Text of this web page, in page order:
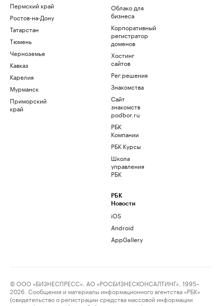
Пермский край
Ростов-на-Дону
Татарстан
Тюмень
Черноземье
Кавказ
Карелия
Мурманск
Приморский
край
Облако для
бизнеса
Корпоративный
регистратор
доменов
Хостинг
сайтов
Рег.решения
Знакомства
Сайт
знакомств
podbor.ru
РБК
Компании
РБК Курсы
Школа
управления
РБК
РБК
Новости
iOS
Android
AppGallery
© ООО «БИЗНЕСПРЕСС», АО «РОСБИЗНЕСКОНСАЛТИНГ», 1995–
2026. Сообщения и материалы информационного агентства «РБК»
(свидетельство о регистрации средства массовой информации